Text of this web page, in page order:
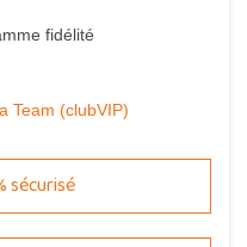
fidélité
Team (clubVIP)
sécurisé